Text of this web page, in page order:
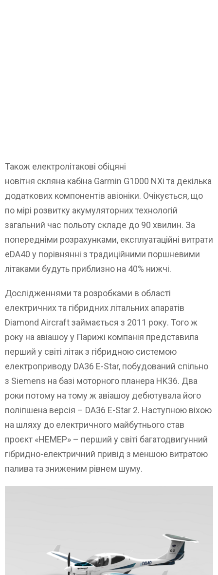
Також електролітакові обіцяні
новітня скляна кабіна Garmin G1000 NXi та декілька
додаткових компонентів авіоніки. Очікується, що
по мірі розвитку акумуляторних технологій
загальний час польоту складе до 90 хвилин. За
попередніми розрахунками, експлуатаційні витрати
eDA40 у порівнянні з традиційними поршневими
літаками будуть приблизно на 40% нижчі.
Дослідженнями та розробками в області
електричних та гібридних літальних апаратів
Diamond Aircraft займається з 2011 року. Того ж
року на авіашоу у Парижі компанія представила
перший у світі літак з гібридною системою
електроприводу DA36 E-Star, побудований спільно
з Siemens на базі моторного планера HK36. Два
роки потому на тому ж авіашоу дебютувала його
поліпшена версія – DA36 E-Star 2. Наступною віхою
на шляху до електричного майбутнього став
проєкт «HEMEP» – перший у світі багатодвигунний
гібридно-електричний привід з меншою витратою
палива та зниженим рівнем шуму.